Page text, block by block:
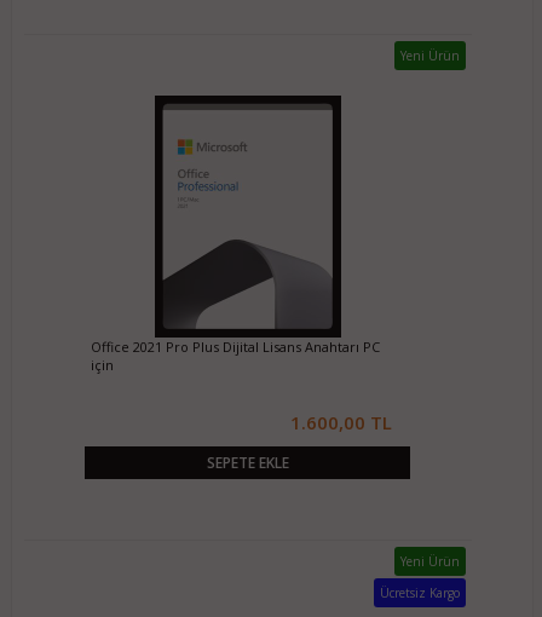
Yeni Ürün
Office 2021 Pro Plus Dijital Lisans Anahtarı PC
için
1.600,00 TL
SEPETE EKLE
Yeni Ürün
Ücretsiz Kargo